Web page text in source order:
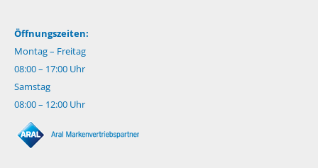
Öffnungszeiten:
Montag – Freitag
08:00 – 17:00 Uhr
Samstag
08:00 – 12:00 Uhr